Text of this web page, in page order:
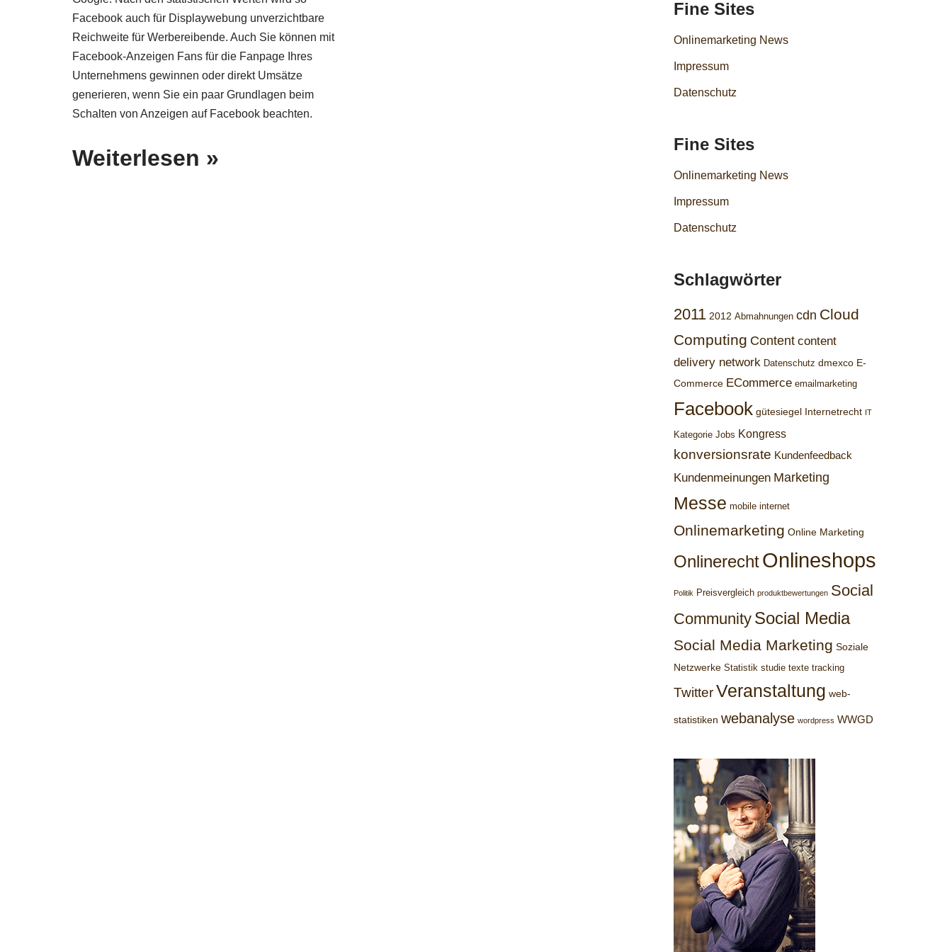
Facebook auch für Displaywebung unverzichtbare
Reichweite für Werbereibende. Auch Sie können mit
Facebook-Anzeigen Fans für die Fanpage Ihres
Unternehmens gewinnen oder direkt Umsätze
generieren, wenn Sie ein paar Grundlagen beim
Schalten von Anzeigen auf Facebook beachten.
Weiterlesen »
Fine Sites
Onlinemarketing News
Impressum
Datenschutz
Fine Sites
Onlinemarketing News
Impressum
Datenschutz
Schlagwörter
2011 2012 Abmahnungen cdn Cloud
Computing Content content
delivery network Datenschutz dmexco E-
Commerce ECommerce emailmarketing
Facebook gütesiegel Internetrecht IT
Kategorie Jobs Kongress
konversionsrate Kundenfeedback
Kundenmeinungen Marketing
Messe mobile internet
Onlinemarketing Online Marketing
OnlinerechtOnlineshops
Politik Preisvergleich produktbewertungen Social
Community Social Media
Social Media Marketing Soziale
Netzwerke Statistik studie texte tracking
TwitterVeranstaltung web-
statistiken webanalyse wordpress WWGD